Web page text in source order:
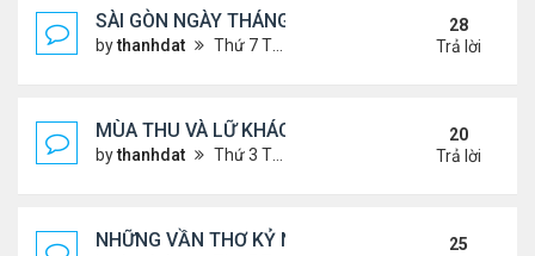
SÀI GÒN NGÀY THÁNG CŨ
bythanhdat Thứ 7 Tháng 6 29, 2024 9:26 am
28
Trả lời
MÙA THU VÀ LỮ KHÁCH !!!
bythanhdat Thứ 3 Tháng 9 10, 2024 1:52 pm
20
Trả lời
NHỮNG VẦN THƠ KỶ NIỆM !!!
25